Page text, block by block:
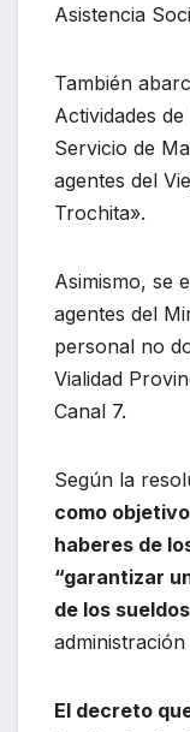
Asistencia
También
Actividades
Servicio de
agentes del
Trochita».
Asimismo, se
agentes del
personal no
Vialidad
Canal 7.
Según la
como
haberes de
“garantizar
de los
El decreto